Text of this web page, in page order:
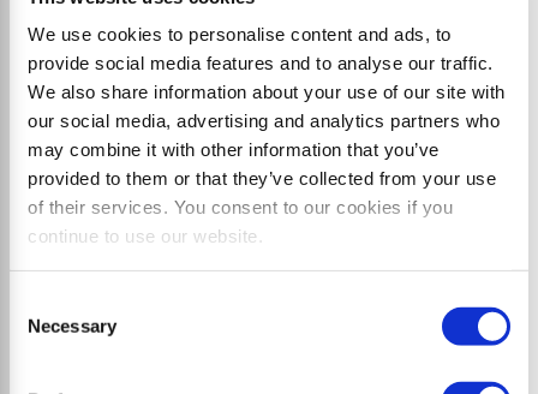
We use cookies to personalise content and ads, to
provide social media features and to analyse our traffic.
We also share information about your use of our site with
our social media, advertising and analytics partners who
may combine it with other information that you’ve
provided to them or that they’ve collected from your use
of their services. You consent to our cookies if you
continue to use our website.
Selection
Necessary
SMWA multipla
Combinación de tres trituradores de martillos para un
triturado especialmente eficaz de grandes superficies
con una anchura de trabajo de hasta 6 metros.